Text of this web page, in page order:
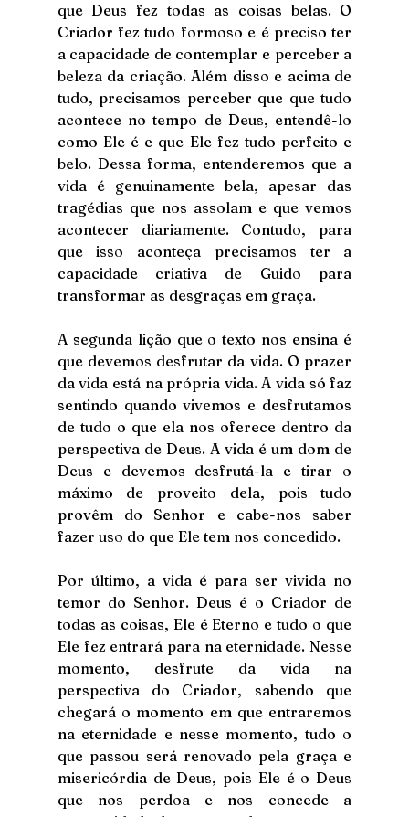
que Deus fez todas as coisas belas. O
Criador fez tudo formoso e é preciso ter
a capacidade de contemplar e perceber a
beleza da criação. Além disso e acima de
tudo, precisamos perceber que que tudo
acontece no tempo de Deus, entendê-lo
como Ele é e que Ele fez tudo perfeito e
belo. Dessa forma, entenderemos que a
vida é genuinamente bela, apesar das
tragédias que nos assolam e que vemos
acontecer diariamente. Contudo, para
que isso aconteça precisamos ter a
capacidade criativa de Guido para
transformar as desgraças em graça.
A segunda lição que o texto nos ensina é
que devemos desfrutar da vida. O prazer
da vida está na própria vida. A vida só faz
sentindo quando vivemos e desfrutamos
de tudo o que ela nos oferece dentro da
perspectiva de Deus. A vida é um dom de
Deus e devemos desfrutá-la e tirar o
máximo de proveito dela, pois tudo
provêm do Senhor e cabe-nos saber
fazer uso do que Ele tem nos concedido.
Por último, a vida é para ser vivida no
temor do Senhor. Deus é o Criador de
todas as coisas, Ele é Eterno e tudo o que
Ele fez entrará para na eternidade. Nesse
momento, desfrute da vida na
perspectiva do Criador, sabendo que
chegará o momento em que entraremos
na eternidade e nesse momento, tudo o
que passou será renovado pela graça e
misericórdia de Deus, pois Ele é o Deus
que nos perdoa e nos concede a